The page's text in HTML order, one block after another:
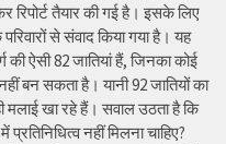
तैयार की गई है। इसके लिए
से संवाद किया गया है। यह
ऐसी 82 जातियां हैं, जिनका कोई
बन सकता है। यानी 92 जातियों का
मलाई खा रहे हैं। सवाल उठता है कि
प्रतिनिधित्व नहीं मिलना चाहिए?